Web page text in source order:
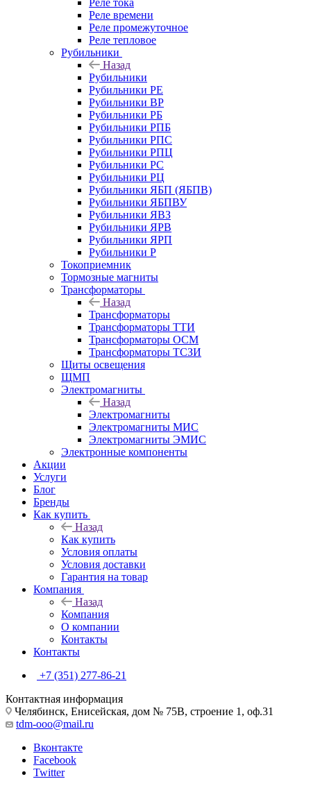
Реле времени
Реле промежуточное
Реле тепловое
Рубильники
Назад
Рубильники
Рубильники РЕ
Рубильники ВР
Рубильники РБ
Рубильники РПБ
Рубильники РПС
Рубильники РПЦ
Рубильники РС
Рубильники РЦ
Рубильники ЯБП (ЯБПВ)
Рубильники ЯБПВУ
Рубильники ЯВЗ
Рубильники ЯРВ
Рубильники ЯРП
Рубильники Р
Токоприемник
Тормозные магниты
Трансформаторы
Назад
Трансформаторы
Трансформаторы ТТИ
Трансформаторы ОСМ
Трансформаторы ТСЗИ
Щиты освещения
ЩМП
Электромагниты
Назад
Электромагниты
Электромагниты МИС
Электромагниты ЭМИС
Электронные компоненты
Акции
Услуги
Блог
Бренды
Как купить
Назад
Как купить
Условия оплаты
Условия доставки
Гарантия на товар
Компания
Назад
Компания
О компании
Контакты
Контакты
+7 (351) 277-86-21
Контактная информация
Челябинск, Енисейская, дом № 75В, строение 1, оф.31
tdm-ooo@mail.ru
Вконтакте
Facebook
Twitter